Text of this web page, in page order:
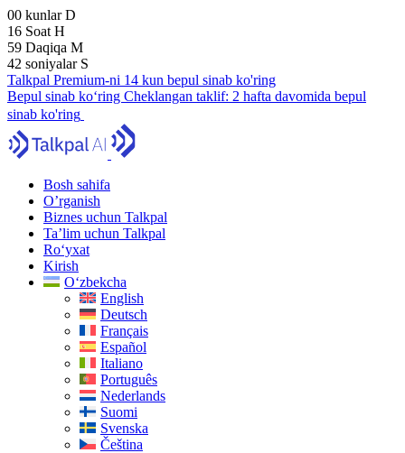
00 kunlarD
16 Soat H
59 Daqiqa M
41 soniyalar S
Talkpal Premium-ni 14 kun bepul sinab ko'ring
Bepul sinab ko‘ring Cheklangan taklif: 2 hafta davomida bepul
sinab ko'ring
Bosh sahifa
O’rganish
Biznes uchun Talkpal
Ta’lim uchun Talkpal
Ro‘yxat
Kirish
O‘zbekcha
English
Deutsch
Français
Español
Italiano
Português
Nederlands
Suomi
Svenska
Čeština